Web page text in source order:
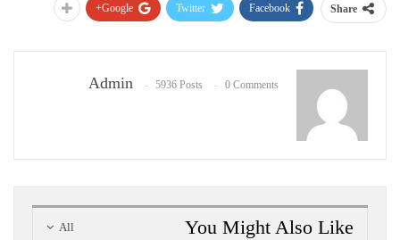
Share
Facebook
Twitter
Google+
Admin 5936 Posts 0 Comments
All You Might Also Like